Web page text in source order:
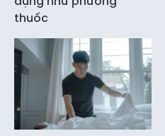
thuốc